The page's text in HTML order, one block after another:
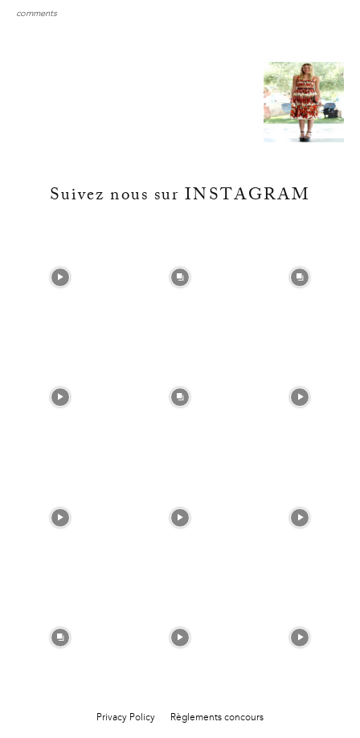
comments
Suivez nous sur INSTAGRAM
Privacy Policy Règlements concours